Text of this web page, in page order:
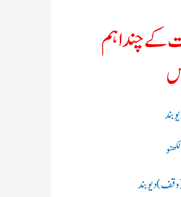
کے چند اہم
(وقف)دیوبند